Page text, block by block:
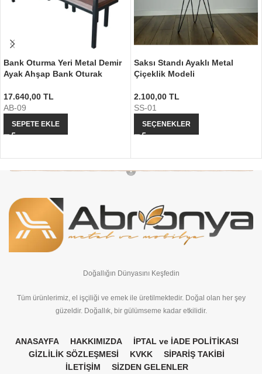
Bank Oturma Yeri Metal Demir
Ayak Ahşap Bank Oturak
17.640,00 TL
AB-09
SEPETE EKLE
Saksı Standı Ayaklı Metal
Çiçeklik Modeli
2.100,00 TL
SS-01
SEÇENEKLER
Doğallığın Dünyasını Keşfedin
Tüm ürünlerimiz, el işçiliği ve emek ile üretilmektedir. Doğal olan her şey
güzeldir. Doğallık, bir gülümseme kadar etkilidir.
ANASAYFA HAKKIMIZDA
İPTAL ve İADE POLİTİKASI
GİZLİLİK SÖZLEŞMESİ
KVKK
SİPARİŞ TAKİBİ
İLETİŞİM
SİZDEN GELENLER